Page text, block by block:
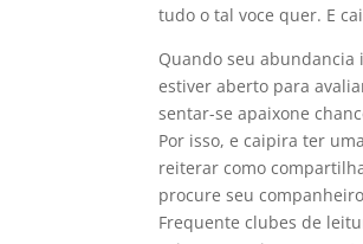
tudo o tal voce quer. E
Quando seu
estiver aberto para
sentar-se apaixone
Por isso, e caipira ter
reiterar como
procure seu
Frequente clubes de